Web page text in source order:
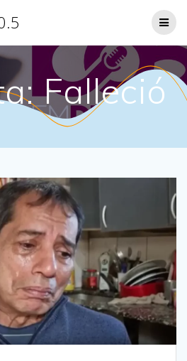
Falleció